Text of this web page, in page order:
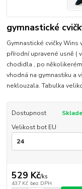
gymnastické
Gymnastické cvičky Wins
přírodní upravené usně (
chodidla , po
vhodná na gymnastiku a
neklouzala. Tabulka
Dostupnost
Velikost bot EU
529 Kč/ks
437 Kč bez DPH